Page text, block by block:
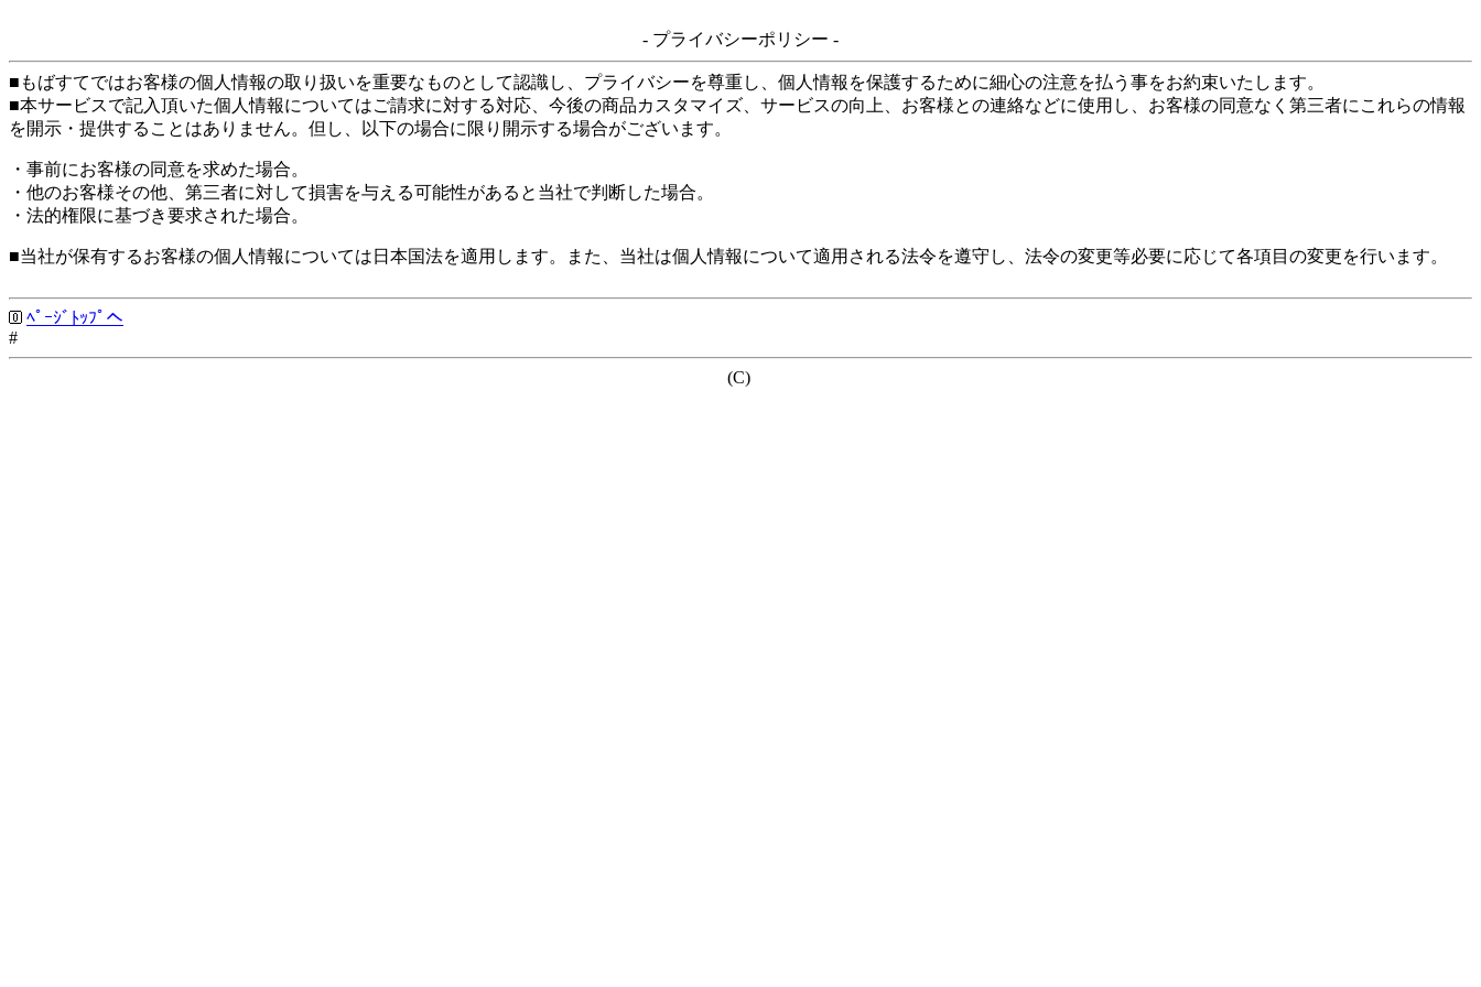
- プライバシーポリシー -
■もばすてではお客様の個人情報の取り扱いを重要なものとして認識し、プライバシーを尊重し、個人情報を保護するために細心の注意を払う事をお約束いたします。
■本サービスで記入頂いた個人情報についてはご請求に対する対応、今後の商品カスタマイズ、サービスの向上、お客様との連絡などに使用し、お客様の同意なく第三者にこれらの情報
を開示・提供することはありません。但し、以下の場合に限り開示する場合がございます。
・事前にお客様の同意を求めた場合。
・他のお客様その他、第三者に対して損害を与える可能性があると当社で判断した場合。
・法的権限に基づき要求された場合。
■当社が保有するお客様の個人情報については日本国法を適用します。また、当社は個人情報について適用される法令を遵守し、法令の変更等必要に応じて各項目の変更を行います。
ﾍﾟｰｼﾞﾄｯﾌﾟへ
#
(C)